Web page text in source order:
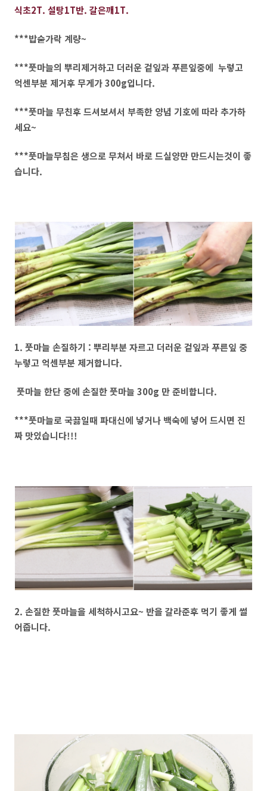
식초2T. 설탕1T반. 갈은깨1T.
***밥숟가락 계량~
***풋마늘의 뿌리제거하고 더러운 겉잎과 푸른잎중에 누렇고
억센부분 제거후 무게가 300g입니다.
***풋마늘 무친후 드셔보셔서 부족한 양념 기호에 따라 추가하
세요~
***풋마늘무침은 생으로 무쳐서 바로 드실양만 만드시는것이 좋
습니다.
1. 풋마늘 손질하기 : 뿌리부분 자르고 더러운 겉잎과 푸른잎 중
누렇고 억센부분 제거합니다.
풋마늘 한단 중에 손질한 풋마늘 300g 만 준비합니다.
***풋마늘로 국끓일때 파대신에 넣거나 백숙에 넣어 드시면 진
짜 맛있습니다!!!
2. 손질한 풋마늘을 세척하시고요~ 반을 갈라준후 먹기 좋게 썰
어줍니다.